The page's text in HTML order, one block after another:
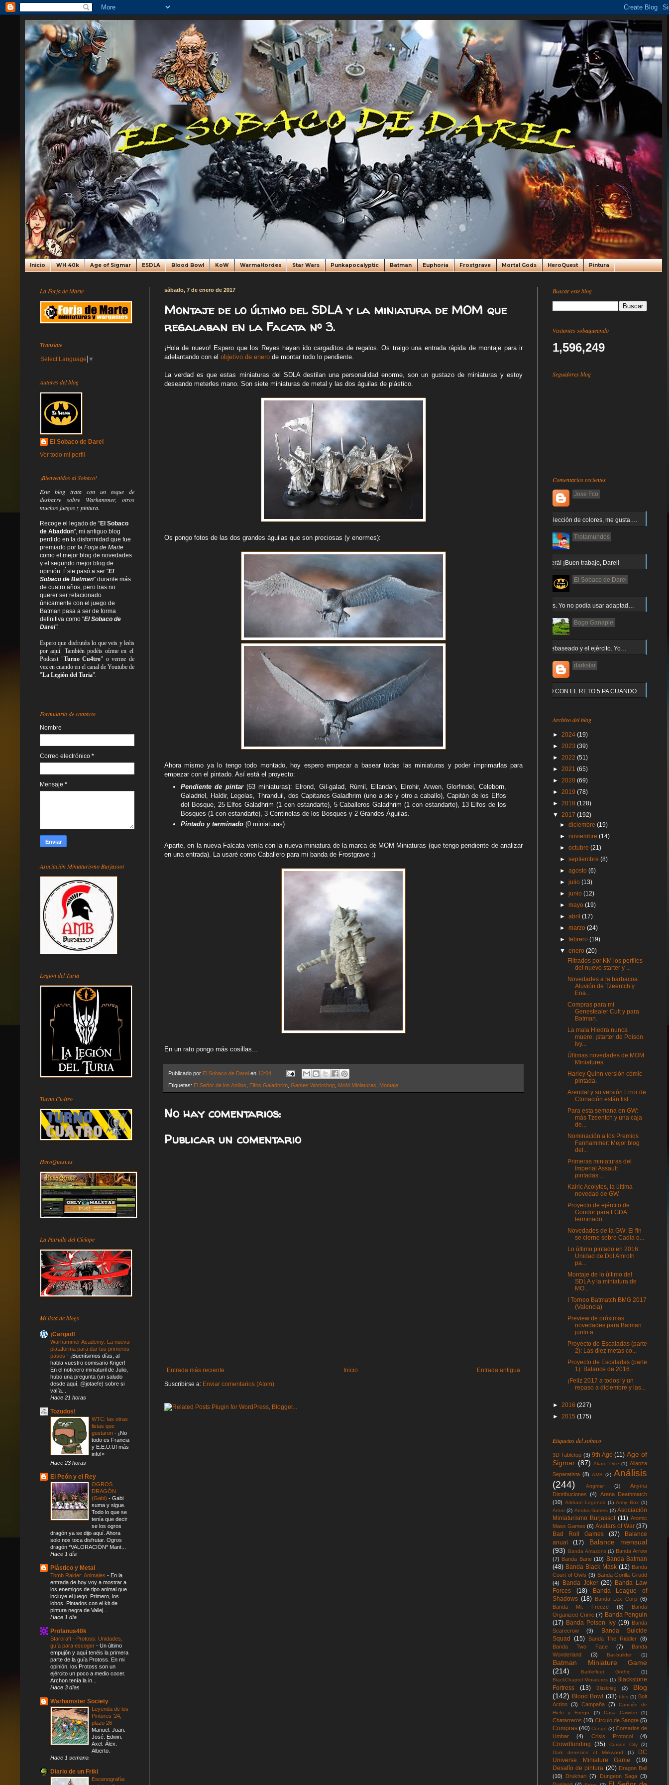
Inicio WH 40k Age of Sigmar ESDLA Blood Bowl KoW WarmaHordes Star Wars Punkapocalyptic Batman Euphoria Frostgrave Mortal Gods HeroQuest Pintura
sábado, 7 de enero de 2017
Montaje de lo último del SDLA y la miniatura de MOM que
regalaban en la Facata nº 3.
¡Hola de nuevo! Espero que los Reyes hayan ido cargaditos de regalos. Os traigo una entrada rápida de montaje para ir
adelantando con el objetivo de enero de montar todo lo pendiente.
La verdad es que estas miniaturas del SDLA destilan una personalidad enorme, son un gustazo de miniaturas y estoy
deseando meterles mano. Son siete miniaturas de metal y las dos águilas de plástico.
Os pongo fotos de las dos grandes águilas que son preciosas (y enormes):
Ahora mismo ya lo tengo todo montado, hoy espero empezar a basear todas las miniaturas y poder imprimarlas para
empezar con el pintado. Así está el proyecto:
Pendiente de pintar(63 miniaturas): Elrond, Gil-galad, Rúmil, Ellandan, Elrohir, Arwen, Glorfindel, Celeborn,
Galadriel, Haldir, Legolas, Thranduil, dos Capitanes Galadhrim (uno a pie y otro a caballo), Capitán de los Elfos
del Bosque, 25 Elfos Galadhrim (1 con estandarte), 5 Caballeros Galadhrim (1 con estandarte), 13 Elfos de los
Bosques (1 con estandarte), 3 Centinelas de los Bosques y 2 Grandes Águilas.
Pintado y terminado (0 miniaturas):
Aparte, en la nueva Falcata venía con la nueva miniatura de la marca de MOM Miniaturas (que tengo pendiente de analizar
en una entrada). La usaré como Caballero para mi banda de Frostgrave :)
En un rato pongo más cosillas...
Publicado por El Sobaco de Darel en 13:04
Etiquetas: El Señor de los Anillos Elfos Galadhrim Games Workshop MoM Miniaturas Montaje
No hay comentarios:
Publicar un comentario
Entrada más reciente Entrada antigua
Inicio
Suscribirse a: Enviar comentarios (Atom)
La Forja de Marte
Translate
Select Language ▼
Autores del blog
El Sobaco de Darel
Ver todo mi perfil
¡Bienvenidos al Sobaco!
Este blog trata con un toque de
desbarre sobre Warhammer, otros
muchos juegos y pintura.
Recoge el legado de "El Sobaco
de Abaddon", mi antiguo blog
perdido en la disformidad que fue
premiado por la Forja de Marte
como el mejor blog de novedades
y el segundo mejor blog de
opinión. Éste pasó a ser "El
Sobaco de Batman" durante más
de cuatro años, pero tras no
querer ser relacionado
únicamente con el juego de
Batman pasa a ser de forma
definitiva como "El Sobaco de
Darel".
Espero que disfrutéis lo queveis yleéis
por aquí. También podéis oírme en el
Podcast "Turno Cu4tro" o verme de
vez en cuando en el canal de Youtube de
"La Legión del Turia".
Formulario de contacto
Nombre
Correo electrónico *
Mensaje *
Asociación Miniaturismo Burjassot
Legion del Turia
Turno Cu4tro
HeroQuest.es
La Patrulla del Cíclope
Mi lista de blogs
¡Cargad!
Warhammer Academy: La nueva
plataforma para dar tus primeros
pasos - ¡Buenísimos días, al
habla vuestro comisario Kriger!
En el noticiero miniaturil de Julio,
hubo una pregunta (un saludo
desde aquí, @jotaefe) sobre si
valía...
Hace 21 horas
Tozudos!
WTC: las otras
listas que
gustaron - ¡No
todo es Francia
y E.E.U.U! más
info!»
Hace 23 horas
El Peón y el Rey
OGROS
DRAGÓN
(Gabi) - Gabi
suma y sigue.
Todo lo que se
tenía que decir
se los ogros
dragón ya se dijo aquí. Ahora
solo nos toca disfrutar. Ogros
dragón *VALORACIÓN* Mant...
Hace 1 día
Plástico y Metal
Tomb Raider: Animales - En la
entrada de hoy voy a mostrar a
los enemigos de tipo animal que
incluye el juego. Primero, los
lobos. Pintados con el kit de
pintura negra de Vallej...
Hace 1 día
Profanus40k
Starcraft - Protoss: Unidades,
guía para escoger - Un último
empujón y aquí tenéis la primera
parte de la guía Protoss. En mi
opinión, los Protoss son un
ejército un poco a medio cocer.
Archon tenía la in...
Hace 3 días
Warhamster Society
Leyenda de los
Pintores '24,
plazo 26 -
Manuel. Juan.
José. Edwin.
Axel. Álex.
Alberto.
Hace 1 semana
Diario de un Friki
Escenografía:
Buscar este blog
Visitantes sobaqueando
1,596,249
Seguidores blog
Comentarios recientes
Jose Fco
Muy buena elección de colores, me gusta.…
Trotamundos
¡Arnor no caerá! ¡Buen trabajo, Darel!
El Sobaco de Darel
Jajaja gracias. Yo no podía usar adaptad…
Bago Ganapie
Increíble el rebaseado y el ejército. Yo…
darkstar
Y QUE PASO CON EL RETO 5 PA CUANDO
Archivo del blog
► 2024 (19)
► 2023 (39)
► 2022 (51)
► 2021 (65)
► 2020 (69)
► 2019 (78)
► 2018 (128)
▼ 2017 (192)
►diciembre(19)
►noviembre(14)
►octubre(21)
►septiembre(8)
►agosto(6)
►julio(13)
►junio(12)
►mayo(19)
►abril(17)
►marzo(24)
►febrero(19)
▼enero(20)
Filtrados por KM los perfiles
del nuevo starter y ...
Novedades a la barbacoa:
Aluvión de Tzeentch y
Ena...
Compras para mi
Genestealer Cult y para
Batman.
La mala Hiedra nunca
muere: ¡starter de Poison
Ivy...
Últimas novedades de MOM
Miniatures.
Harley Quinn versión cómic
pintada.
Arendal y su versión Error de
Clonación están list...
Para esta semana en GW:
más Tzeentch y una caja
de...
Nominación a los Premios
Fanhammer: Mejor blog
del...
Primeras miniaturas del
Imperial Assault
pintadas:...
Kairic Acolytes, la última
novedad de GW.
Proyecto de ejército de
Gondor para LGDA
terminado.
Novedades de la GW: El fin
se cierne sobre Cadia o...
Lo último pintado en 2016:
Unidad de Dol Amroth
pa...
Montaje de lo último del
SDLA y la miniatura de
MO...
I Torneo Batmatch BMG 2017
(Valencia)
Preview de próximas
novedades para Batman
junto a ...
Proyecto de Escaladas (parte
2): Las diez metas co...
Proyecto de Escaladas (parte
1): Balance de 2016.
¡Feliz 2017 a todos! y un
repaso a diciembre y las...
► 2016 (227)
► 2015 (175)
Etiquetas del sobaco
3D Tabletop (3) 9th Age (11) Age of
Sigmar (87) Akaro Dice (1) Alianza
Separatista (8) AMB (2) Análisis
(244)
Angmar (1)
Anyma
Distribuciones
(4)
Arena Deathmatch
(10) Arkham Legends (1) Army Box (1)
Arnor (2) Arrakis Games (2) Asociación
Miniaturismo Burjassot (11) Atomic
Mass Games (6) Avatars of War (37)
Bad Roll Games
(37)
Balance
anual
(17)
Balance mensual
(93)
Banda Amazons (1) Banda Arrow
(7) Banda Bane (10)
Banda Batman
(48) Banda Black Mask (12) Banda
Court of Owls (3) Banda Gorilla Grodd
(4)
Banda Joker (26) Banda Law
Forces
(18)
Banda League of
Shadows (18) Banda Lex Corp (6)
Banda Mr. Freeze
(8)
Banda
Organized Crime (7) Banda Penguin
(17) Banda Poison Ivy (19) Banda
Scarecrow
(9)
Banda Suicide
Squad
(15) Banda The Riddler (8)
Banda Two Face
(7)
Banda
Wonderland
(3) Bat-builder (1)
Batman Miniature Game
(214)
Battlefleet Gothic
(1)
BlackChaptel Miniatures (1) Blackstone
Fortress
(13) Blitzkrieg (2)
Blog
(142) Blood Bowl (33) blos (1) Bolt
Action (3) Campaña (7)
Canción de
Hielo y Fuego
(2) Casa Cawdor (1)
Chatarreros (10) Círculo de Sangre (5)
Compras (40) Congo (2) Corsarios de
Umbar
(4) Crisis Protocol (4)
Crowdfunding (35) Cursed City
(2)
Dark denezins of Mirkwood
(1)
DC
Universe Miniature Game
(19)
Desafío de pintura (20) Dragon Ball
(10)
Drukhari (7) Dungeon Saga (3)